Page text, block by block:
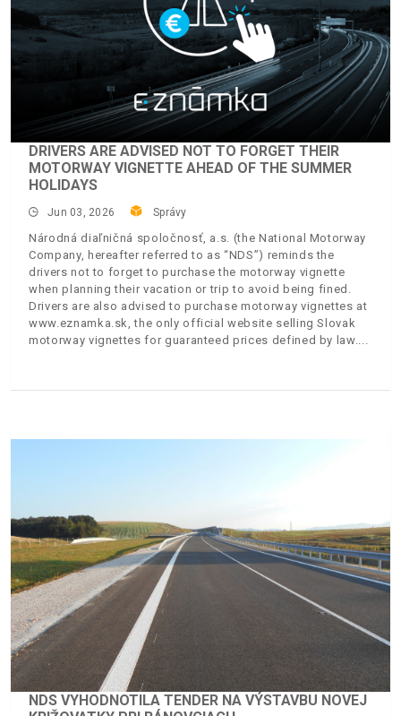
DRIVERS ARE ADVISED NOT TO FORGET THEIR
MOTORWAY VIGNETTE AHEAD OF THE SUMMER
HOLIDAYS
Jun 03, 2026 Správy
Národná diaľničná spoločnosť, a.s. (the National Motorway
Company, hereafter referred to as “NDS”) reminds the
drivers not to forget to purchase the motorway vignette
when planning their vacation or trip to avoid being fined.
Drivers are also advised to purchase motorway vignettes at
www.eznamka.sk, the only official website selling Slovak
motorway vignettes for guaranteed prices defined by law.
NDS VYHODNOTILA TENDER NA VÝSTAVBU NOVEJ